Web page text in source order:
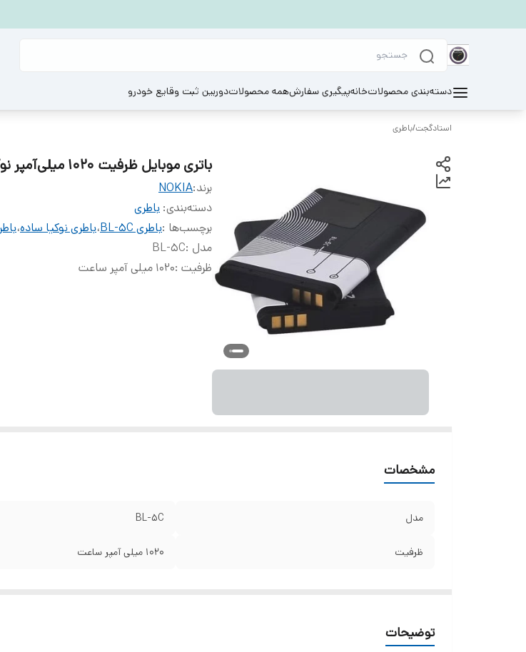
دسته‌بندی محصولاتخانهپیگیری سفارشهمه محصولاتدوربین ثبت وقایع خودرو
استادگجت/باطری
باتری موبایل ظرفیت 1020 میلی‌آمپر نوکیا مدل BL‑5C – اورجینال
برند:NOKIA
دسته‌بندی: باطری
برچسب‌ها :باطری BL-5C ،باطری نوکیا ساده،
مدل :
BL-5C
ظرفیت :۱۰۲۰ میلی آمپر ساعت
مشخصات
مدل BL-5C
ظرفیت ۱۰۲۰ میلی آمپر ساعت
توضیحات